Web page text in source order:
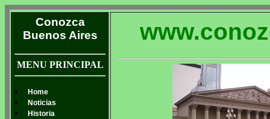
Conozca
Buenos Aires
MENU PRINCIPAL
Home
Noticias
Historia